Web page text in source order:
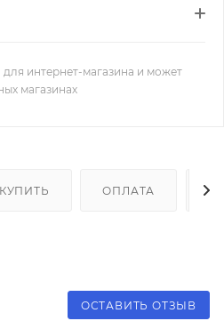
интернет-магазина и может
магазинах
ОПЛАТА
ОСТАВИТЬ ОТЗЫВ